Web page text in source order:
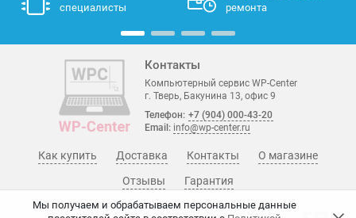
Мы получаем и обрабатываем персональные данные
специалисты
ремонта
Контакты
Компьютерный сервис WP-Center
г. Тверь, Бакунина 13, офис 9
Телефон: +7 (904) 000-43-20
Email: info@wp-center.ru
О магазине
Гарантия
Отзывы
Как купить Доставка Контакты